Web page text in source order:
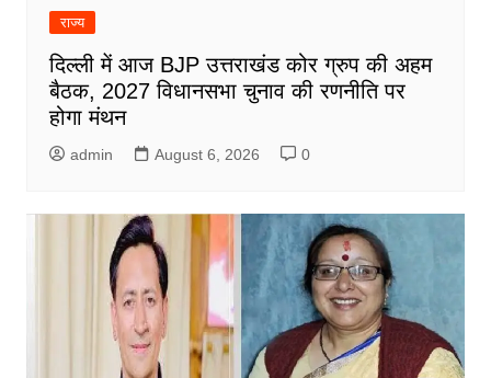
राज्य
दिल्ली में आज BJP उत्तराखंड कोर ग्रुप की अहम
बैठक, 2027 विधानसभा चुनाव की रणनीति पर
होगा मंथन
admin August 6, 2026 0